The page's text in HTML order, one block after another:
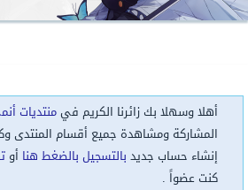
أهلا وسهلا بك زائرنا الكريم فيمنتديات
المشاركة ومشاهدة جميع أقسام المنتدى
إنشاء حساب جديد بالتسجيل بالضغط هنا أو
كنت عضواً .